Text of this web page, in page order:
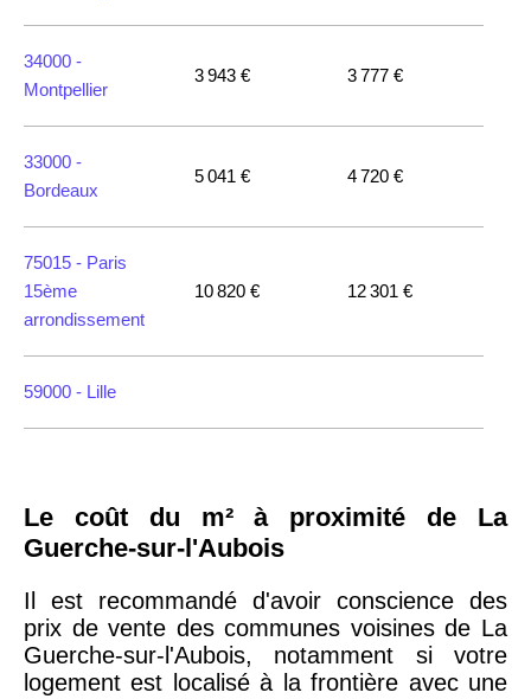
34000 -
Montpellier
3 943 € 3 777 €
33000 -
Bordeaux
5 041 € 4 720 €
75015 - Paris
15ème
arrondissement
10 820 € 12 301 €
59000 - Lille
75018 -
Paris
arrondissement
75020 -Paris
20ème
9 623 € 11 141 €
Le coût du m² à proximité de La
Guerche-sur-l'Aubois
Il est recommandé d'avoir conscience des
prix de vente des communes voisines de La
Guerche-sur-l'Aubois, notamment si votre
logement est localisé à la frontière avec une